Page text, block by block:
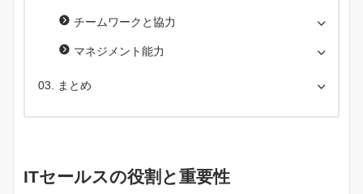
チームワークと協力
マネジメント能力
まとめ
ITセールスの役割と重要性